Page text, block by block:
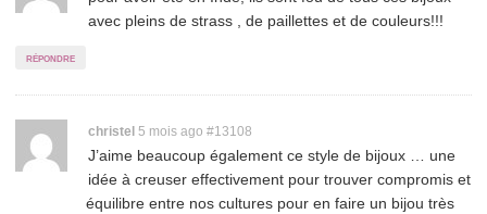
comment
avec pleins de strass , de paillettes et de couleurs!!!
répondre
christel 5 mois ago Permalink
to
comment
#13108
J’aime beaucoup également ce style de bijoux … une
idée à creuser effectivement pour trouver compromis et
équilibre entre nos cultures pour en faire un bijou très